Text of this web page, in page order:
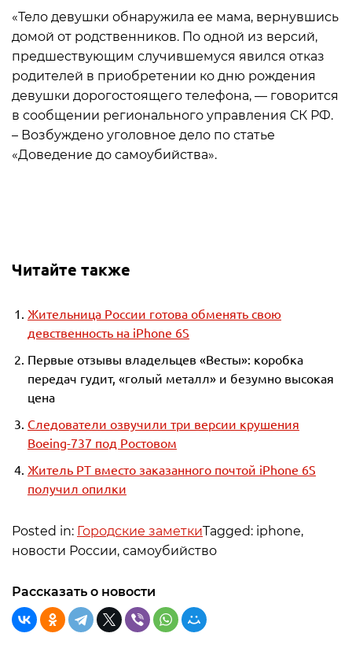
«Тело девушки обнаружила ее мама, вернувшись
домой от родственников. По одной из версий,
предшествующим случившемуся явился отказ
родителей в приобретении ко дню рождения
девушки дорогостоящего телефона, — говорится
в сообщении регионального управления СК РФ.
– Возбуждено уголовное дело по статье
«Доведение до самоубийства».
Читайте также
Жительница России готова обменять свою
девственность на iPhone 6S
Первые отзывы владельцев «Весты»: коробка
передач гудит, «голый металл» и безумно высокая
цена
Следователи озвучили три версии крушения
Boeing-737 под Ростовом
Житель РТ вместо заказанного почтой iPhone 6S
получил опилки
Posted in: Городские заметкиTagged: iphone,
новости России, самоубийство
Рассказать о новости